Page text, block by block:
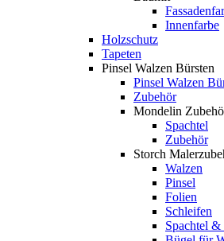
Innenfarbe
Holzschutz
Tapeten
Pinsel Walzen Bürsten
Pinsel Walzen
Zubehör
Mondelin
Spachtel
Zubehör
Storch
Walzen
Pinsel
Folien
Schleifen
Spachtel